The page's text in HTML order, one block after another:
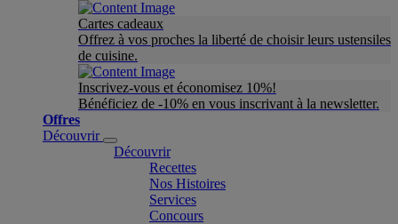
Cartes cadeaux
Offrez à vos proches la liberté de choisir leurs ustensiles
de cuisine.
Inscrivez-vous et économisez 10%!
Bénéficiez de -10% en vous inscrivant à la newsletter.
Offres
Découvrir
Découvrir
Recettes
Nos Histoires
Services
Concours